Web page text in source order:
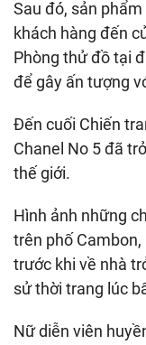
Sau đó, sản
khách hàng đến
Phòng thử đồ tại
để gây ấn tượng
Đến cuối Chiến
Chanel No 5 đã
thế giới.
Hình ảnh những
trên phố
trước khi về nhà
sử thời trang lúc
Nữ diễn viên